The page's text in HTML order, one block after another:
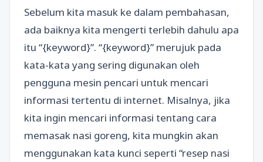
Sebelum kita masuk ke dalam pembahasan,
ada baiknya kita mengerti terlebih dahulu apa
itu “{keyword}”. “{keyword}” merujuk pada
kata-kata yang sering digunakan oleh
pengguna mesin pencari untuk mencari
informasi tertentu di internet. Misalnya, jika
kita ingin mencari informasi tentang cara
memasak nasi goreng, kita mungkin akan
menggunakan kata kunci seperti “resep nasi